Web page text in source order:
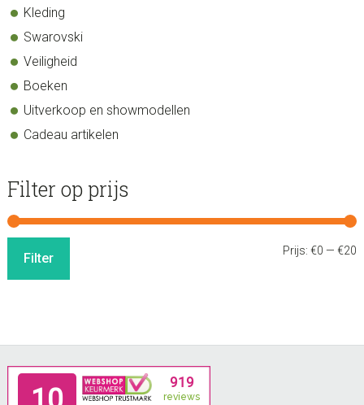
Kleding
Swarovski
Veiligheid
Boeken
Uitverkoop en showmodellen
Cadeau artikelen
Filter op prijs
Filter Prijs:€0 —€20
Footer